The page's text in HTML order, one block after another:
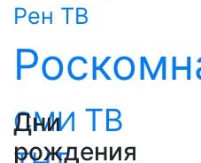
Рен ТВ
СМИ ТВ
Дни
рождения